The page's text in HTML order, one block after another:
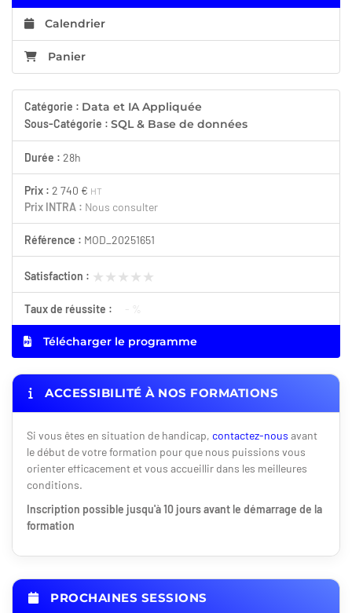
Calendrier
Panier
Catégorie : Data et IA Appliquée
Sous-Catégorie : SQL & Base de données
Durée : 28h
Prix : 2 740 € HT
Prix INTRA : Nous consulter
Référence : MOD_20251651
Satisfaction : ★★★★★
★★★★★
Taux de réussite : - %
Télécharger le programme
ACCESSIBILITÉ À NOS FORMATIONS
Si vous êtes en situation de handicap, contactez-nous avant
le début de votre formation pour que nous puissions vous
orienter efficacement et vous accueillir dans les meilleures
conditions.
Inscription possible jusqu'à 10 jours avant le démarrage de la
formation
PROCHAINES SESSIONS